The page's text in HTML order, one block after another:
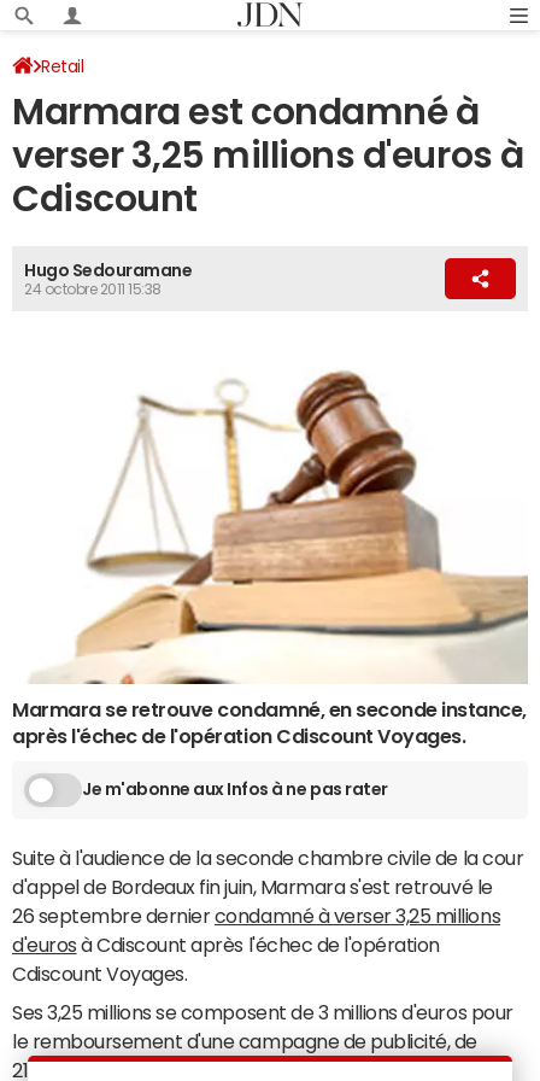
Retail
Marmara est condamné à
verser 3,25 millions d'euros à
Cdiscount
Hugo Sedouramane
24 octobre 2011 15:38
Marmara se retrouve condamné, en seconde instance,
après l'échec de l'opération Cdiscount Voyages.
Je m'abonne aux Infos à ne pas rater
Suite à l'audience de la seconde chambre civile de la cour
d'appel de Bordeaux fin juin, Marmara s'est retrouvé le
26 septembre derniercondamné à verser 3,25 millions
d'euros à Cdiscount après l'échec de l'opération
Cdiscount Voyages.
Ses 3,25 millions se composent de 3 millions d'euros pour
le remboursement d'une campagne de publicité, de
210 000 euros pour la création d'un site web, de